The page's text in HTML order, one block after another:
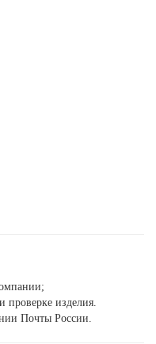
проверке изделия.
Почты России.